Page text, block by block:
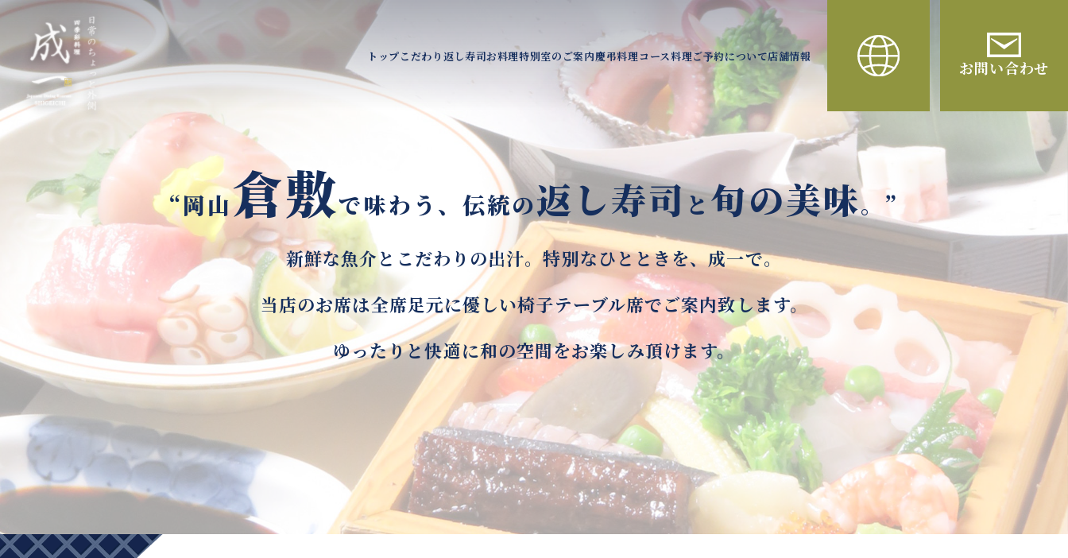
トップこだわり 返し寿司お料理特別室のご案内慶弔料理コース料理ご予約について店舗情報
お問い合わせ
“岡山倉敷で味わう、 ​​​​​​​伝統の返し寿司と 旬の美味。”
新鮮な魚介とこだわりの出汁。​​​​​​​特別なひとときを、成一で。
当店のお席は全席足元に優しい椅子テーブル席でご案内致します。​​
ゆったりと快適に和の空間をお楽しみ頂けます。​​